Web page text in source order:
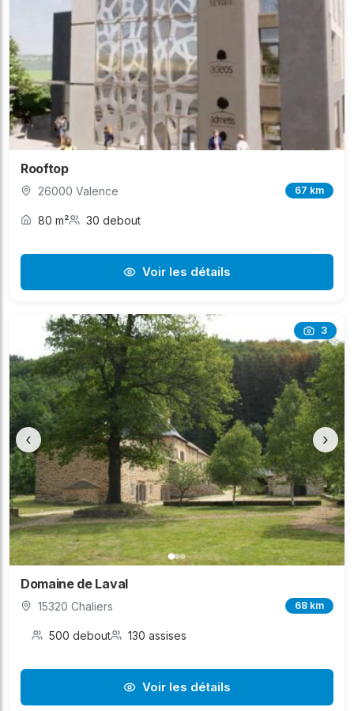
Rooftop
26000 Valence 67 km
80 m² 30 debout
Voir les détails
3
‹ ›
Domaine de Laval
15320 Chaliers 68 km
500 debout 130 assises
Voir les détails